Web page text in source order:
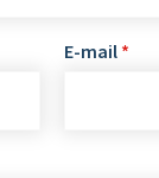
E-mail *